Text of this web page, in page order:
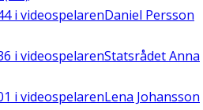
i videospelarenDaniel Persson
i videospelarenStatsrådet Anna
i videospelarenLena Johansson